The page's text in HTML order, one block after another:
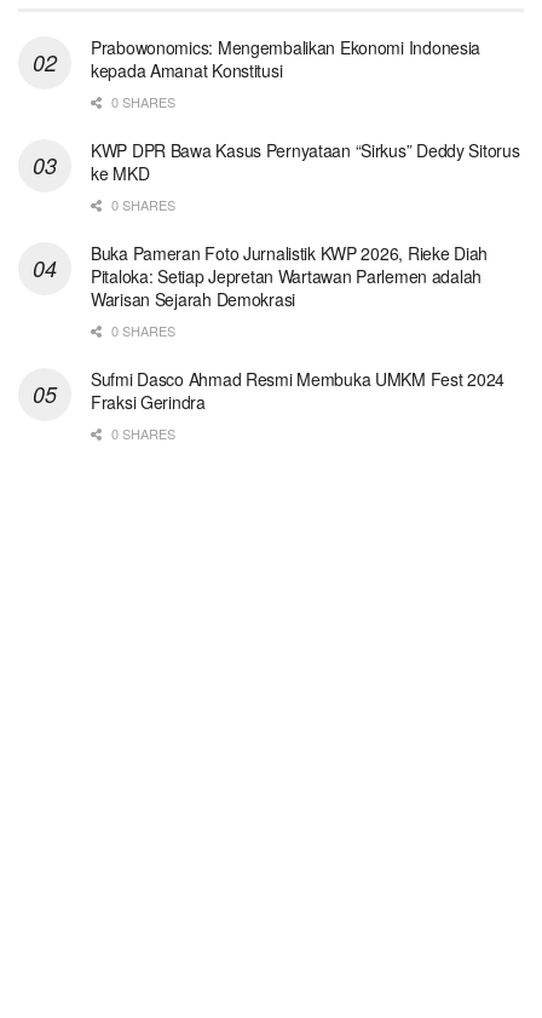
Prabowonomics: Mengembalikan Ekonomi Indonesia
kepada Amanat Konstitusi
0 SHARES
KWP DPR Bawa Kasus Pernyataan “Sirkus” Deddy Sitorus
ke MKD
0 SHARES
Buka Pameran Foto Jurnalistik KWP 2026, Rieke Diah
Pitaloka: Setiap Jepretan Wartawan Parlemen adalah
Warisan Sejarah Demokrasi
0 SHARES
Sufmi Dasco Ahmad Resmi Membuka UMKM Fest 2024
Fraksi Gerindra
0 SHARES